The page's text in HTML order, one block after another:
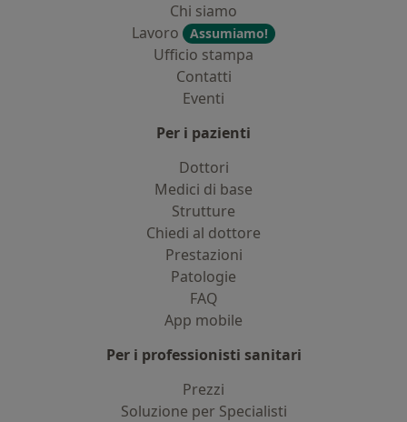
Chi siamo
Lavoro
Assumiamo!
Ufficio stampa
Contatti
Eventi
Per i pazienti
Dottori
Medici di base
Strutture
Chiedi al dottore
Prestazioni
Patologie
FAQ
App mobile
Per i professionisti sanitari
Prezzi
Soluzione per Specialisti